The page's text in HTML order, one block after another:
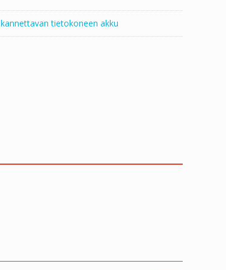
kannettavan tietokoneen akku